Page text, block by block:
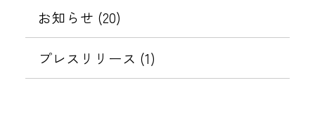
お知らせ (20)
プレスリリース (1)